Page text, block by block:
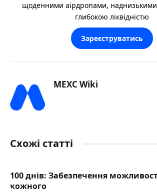
щоденними аірдропами, наднизькими
глибокою ліквідністю
Зареєструватись
MEXC Wiki
Схожі статті
100 днів: Забезпечення
кожного